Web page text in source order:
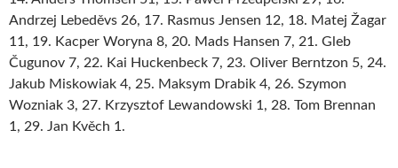
Andrzej Lebeděvs 26, 17. Rasmus Jensen 12, 18. Matej Žagar
11, 19. Kacper Woryna 8, 20. Mads Hansen 7, 21. Gleb
Čugunov 7, 22. Kai Huckenbeck 7, 23. Oliver Berntzon 5, 24.
Jakub Miskowiak 4, 25. Maksym Drabik 4, 26. Szymon
Wozniak 3, 27. Krzysztof Lewandowski 1, 28. Tom Brennan
1, 29. Jan Kvěch 1.